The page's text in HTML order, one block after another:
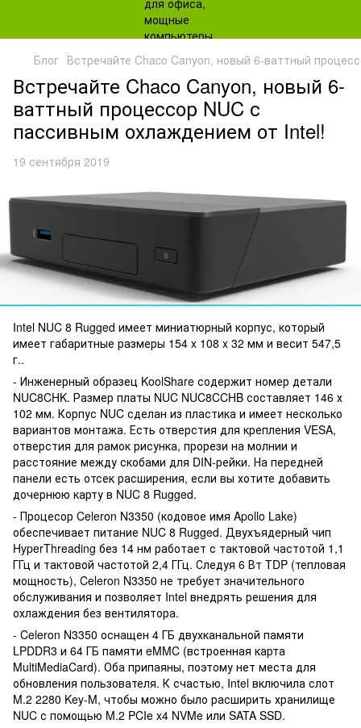
Блог Встречайте Chaco Canyon, новый 6-ваттный
Встречайте Chaco Canyon, новый 6-
ваттный процессор NUC с
пассивным охлаждением от Intel!
19 сентября 2019
Intel NUC 8 Rugged имеет миниатюрный корпус, который
имеет габаритные размеры 154 x 108 x 32 мм и весит 547,5
г..
- Инженерный образец KoolShare содержит номер детали
NUC8CHK. Размер платы NUC NUC8CCHB составляет 146 х
102 мм. Корпус NUC сделан из пластика и имеет несколько
вариантов монтажа. Есть отверстия для крепления VESA,
отверстия для рамок рисунка, прорези на молнии и
расстояние между скобами для DIN-рейки. На передней
панели есть отсек расширения, если вы хотите добавить
дочернюю карту в NUC 8 Rugged.
- Процесор Celeron N3350 (кодовое имя Apollo Lake)
обеспечивает питание NUC 8 Rugged. Двухъядерный чип
HyperThreading без 14 нм работает с тактовой частотой 1,1
ГГц и тактовой частотой 2,4 ГГц. Следуя 6 Вт TDP (тепловая
мощность), Celeron N3350 не требует значительного
обслуживания и позволяет Intel внедрять решения для
охлаждения без вентилятора.
- Celeron N3350 оснащен 4 ГБ двухканальной памяти
LPDDR3 и 64 ГБ памяти eMMC (встроенная карта
MultiMediaCard). Оба припаяны, поэтому нет места для
обновления пользователя. К счастью, Intel включила слот
M.2 2280 Key-M, чтобы можно было расширить хранилище
NUC с помощью M.2 PCIe x4 NVMe или SATA SSD.